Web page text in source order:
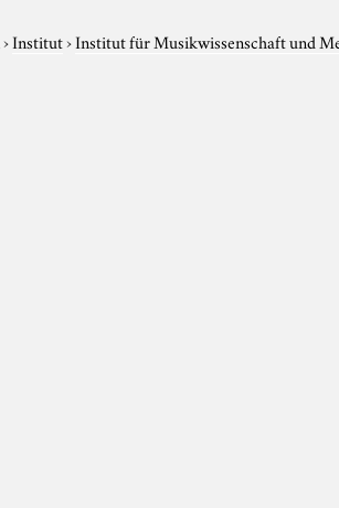
›Institut›Institut für Musikwissenschaft und